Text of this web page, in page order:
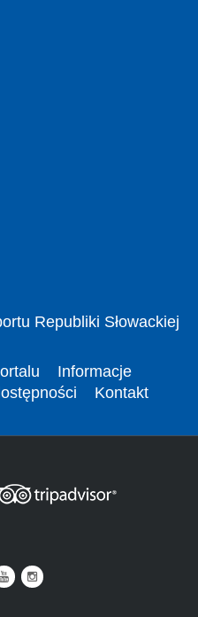
Republiki Słowackiej
Informacje
Kontakt